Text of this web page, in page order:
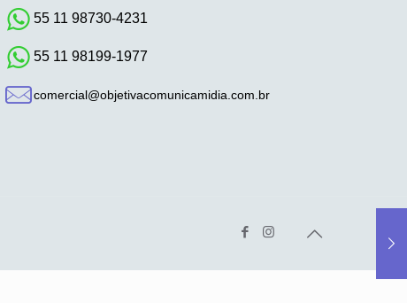
55 11 98730-4231
55 11 98199-1977
comercial@objetivacomunicamidia.com.br